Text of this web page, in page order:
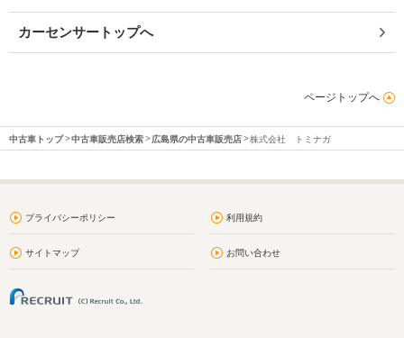
カーセンサートップへ
ページトップへ
中古車トップ 中古車販売店検索 広島県の中古車販売店 株式会社 トミナガ
プライバシーポリシー 利用規約
サイトマップ お問い合わせ